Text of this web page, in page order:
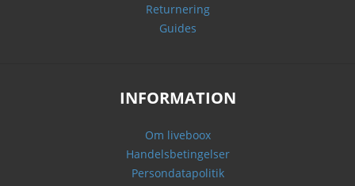
Returnering
Guides
INFORMATION
Om liveboox
Handelsbetingelser
Persondatapolitik